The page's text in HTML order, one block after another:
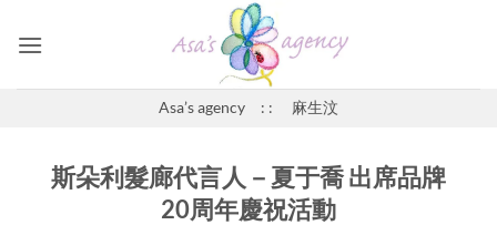
Asa’s agency : : 麻生汶
斯朵利髮廊代言人－夏于喬 出席品牌
20周年慶祝活動